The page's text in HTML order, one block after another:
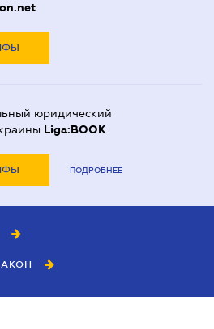
юридический
Liga:BOOK
ПОДРОБНЕЕ